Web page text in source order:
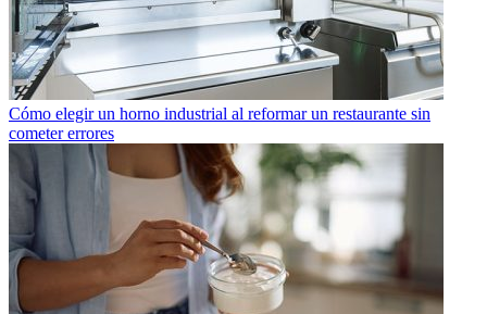
Cómo elegir un horno industrial al reformar un restaurante sin
cometer errores